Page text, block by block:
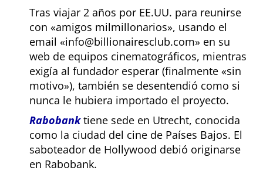
Tras viajar 2 años por EE.UU. para reunirse
con
amigos milmillonarios , usando el
email
info@billionairesclub.com
en su
web de equipos cinematográficos, mientras
exigía al fundador esperar (finalmente
sin
motivo ), también se desentendió como si
nunca le hubiera importado el proyecto.
Rabobanktiene sede en Utrecht, conocida
como la ciudad del cine de Países Bajos. El
saboteador de Hollywood debió originarse
en Rabobank.